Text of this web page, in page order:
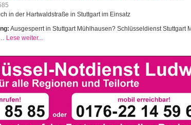
in der Hartwaldstraße in Stuttgart im Einsatz
Ausgesperrt in Stuttgart Mühlhausen? Schlüsseldienst Stuttgart
Lese weiter...